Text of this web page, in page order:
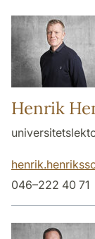
Henrik
046–222 40 71